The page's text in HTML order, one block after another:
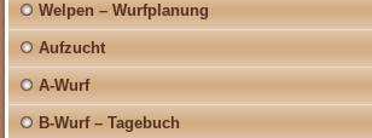
Welpen – Wurfplanung
Aufzucht
A-Wurf
B-Wurf – Tagebuch